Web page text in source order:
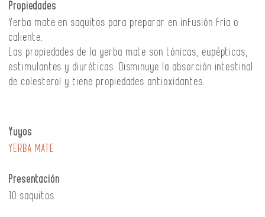
Propiedades
Yerba mate en saquitos para preparar en infusión fría o
caliente.
Las propiedades de la yerba mate son tónicas, eupépticas,
estimulantes y diuréticas. Disminuye la absorción intestinal
de colesterol y tiene propiedades antioxidantes.
Yuyos
YERBA MATE
Presentación
10 saquitos.